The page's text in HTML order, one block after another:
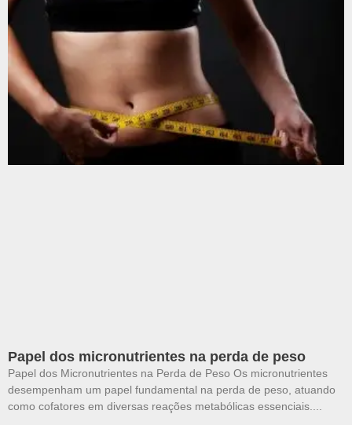
Papel dos micronutrientes na perda de peso
Papel dos Micronutrientes na Perda de Peso Os micronutrientes
desempenham um papel fundamental na perda de peso, atuando
como cofatores em diversas reações metabólicas essenciais.